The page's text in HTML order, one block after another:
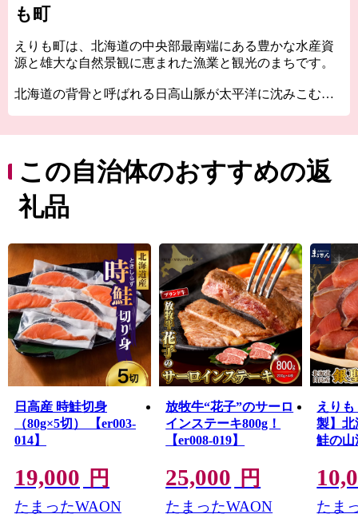
も町
えりも町は、北海道の中央部最南端にある豊かな水産資
源と雄大な自然景観に恵まれた漁業と観光のまちです。
北海道の背骨と呼ばれる日高山脈が太平洋に沈みこむ風
を有しています。
まちの大部分が太平洋に面し、沖合で暖流と寒流がぶつ
かることから、鮭や毛がに、日高昆布などの漁が盛んに
も有数の漁場です。
皆様には、ふるさと納税制度を通じて、えりも町の魅力
をさらに知っていただければ幸いです。
是非、自慢の特産品をご堪能いただくとともに、えりも
町へのお越しを心よりお待ちしております。
この自治体のおすすめの返
礼品
日高産 時鮭切身
（80g×5切） 【er003-
014】
19,000 円
たまったWAON
放牧牛“花子”のサーロ
インステーキ800g！
【er008-019】
25,000 円
たまったWAON
えり
製】北
鮭の
083-a
たま